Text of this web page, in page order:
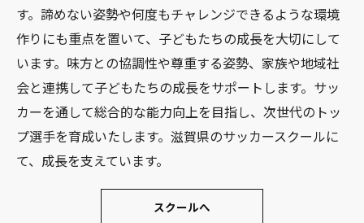
す。諦めない姿勢や何度もチャレンジできるような環境
作りにも重点を置いて、子どもたちの成長を大切にして
います。味方との協調性や尊重する姿勢、家族や地域社
会と連携して子どもたちの成長をサポートします。サッ
カーを通して総合的な能力向上を目指し、次世代のトッ
プ選手を育成いたします。滋賀県のサッカースクールに
て、成長を支えています。
スクールへ